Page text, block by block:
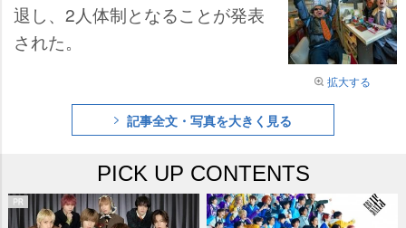
拡大する
退し、2人体制となることが発表
された。
記事全文・写真を大きく見る
PICK UP CONTENTS